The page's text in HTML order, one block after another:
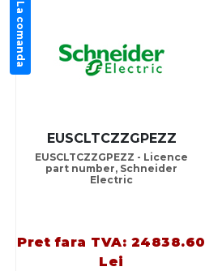
La comanda
EUSCLTCZZGPEZZ
EUSCLTCZZGPEZZ - Licence
part number, Schneider
Electric
Pret fara TVA: 24838.60
Lei